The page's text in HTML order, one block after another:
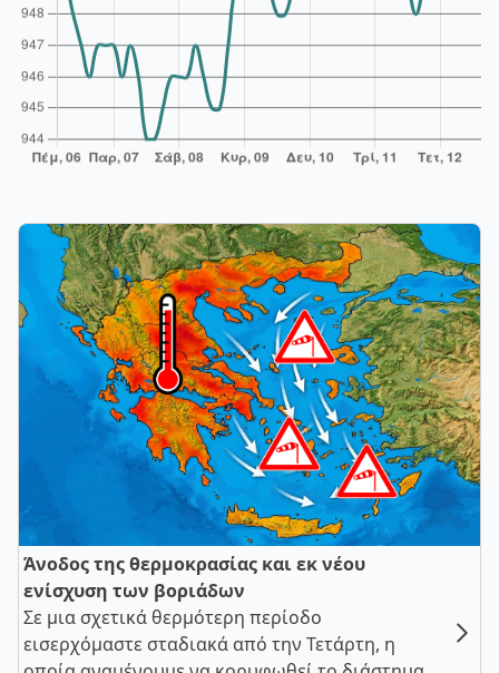
Άνοδος της θερμοκρασίας και εκ νέου
ενίσχυση των βοριάδων
Σε μια σχετικά θερμότερη περίοδο
εισερχόμαστε σταδιακά από την Τετάρτη, η